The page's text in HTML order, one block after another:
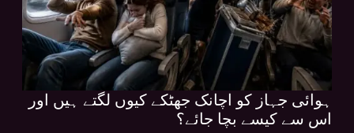
ہوائی جہاز کو اچانک جھٹکے کیوں لگتے ہیں اور
اس سے کیسے بچا جائے؟